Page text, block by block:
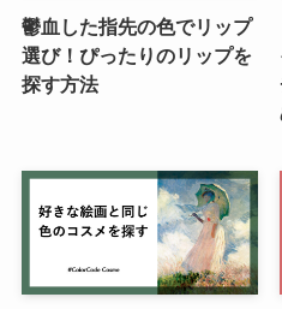
鬱血した指先の色でリップ
選び！ぴったりのリップを
探す方法